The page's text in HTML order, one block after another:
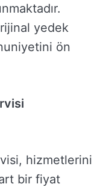
yedek
ön
hizmetlerini
bir fiyat